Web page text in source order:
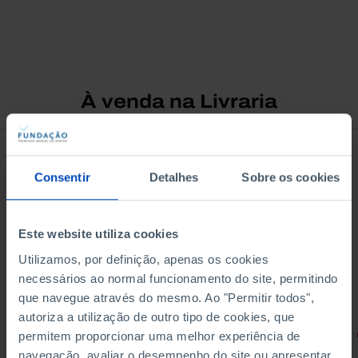
Consentir Detalhes Sobre os cookies
Este website utiliza cookies
Utilizamos, por definição, apenas os cookies
necessários ao normal funcionamento do site, permitindo
que navegue através do mesmo. Ao "Permitir todos",
autoriza a utilização de outro tipo de cookies, que
permitem proporcionar uma melhor experiência de
navegação, avaliar o desempenho do site ou apresentar
À venda na Livraria
RETRATOS